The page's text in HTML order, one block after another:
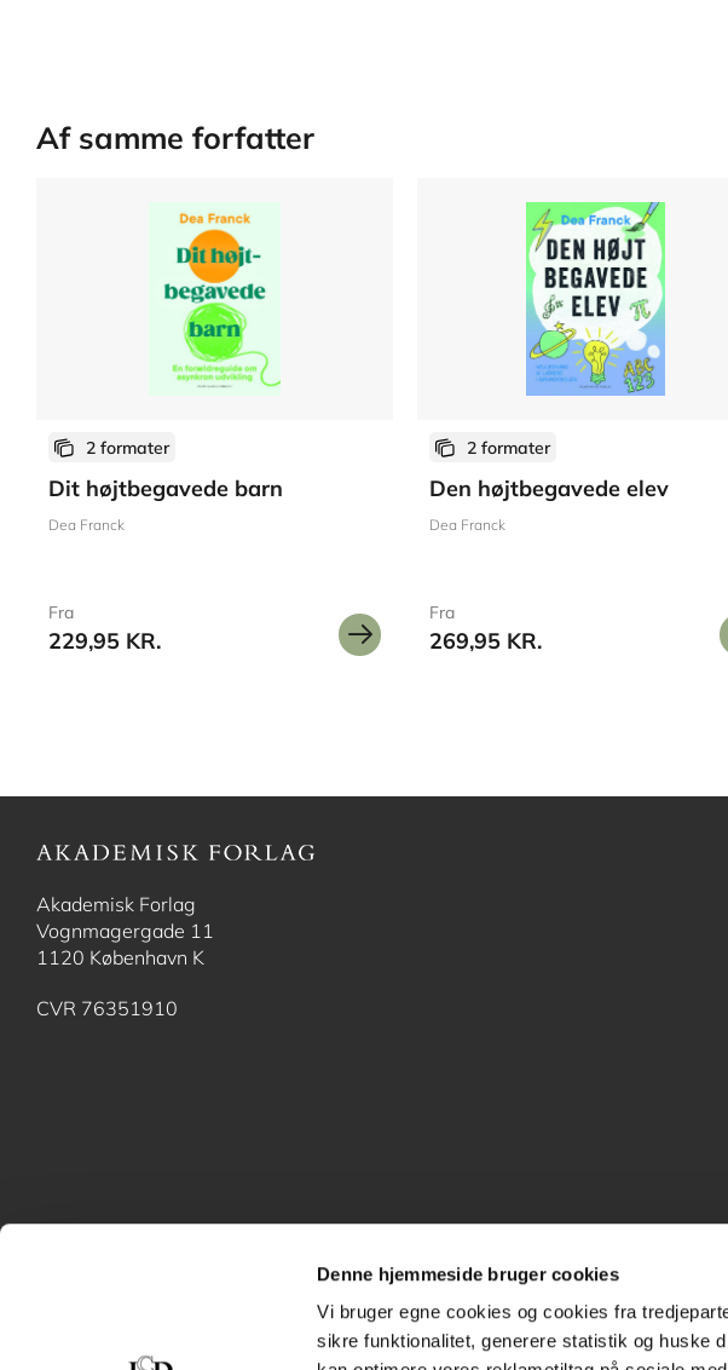
Denne hjemmeside bruger cookies
Vi bruger egne cookies og cookies fra
sikre funktionalitet, generere statistik og huske
Af samme forfatter
2 formater
Dit højtbegavede barn
Dea Franck
Fra
229,95 KR.
2 formater
Den højtbegavede elev
Dea Franck
Fra
269,95 KR.
Akademisk Forlag
Vognmagergade 11
1120 København K
CVR 76351910